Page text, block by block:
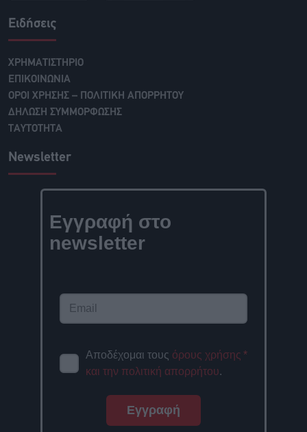
Ειδήσεις
ΧΡΗΜΑΤΙΣΤΗΡΙΟ
ΕΠΙΚΟΙΝΩΝΙΑ
ΟΡΟΙ ΧΡΗΣΗΣ – ΠΟΛΙΤΙΚΗ ΑΠΟΡΡΗΤΟΥ
ΔΗΛΩΣΗ ΣΥΜΜΟΡΦΩΣΗΣ
ΤΑΥΤΟΤΗΤΑ
Newsletter
Εγγραφή στο
newsletter
Αποδέχομαι τους όρους χρήσης
και την πολιτική απορρήτου.
*
Εγγραφή